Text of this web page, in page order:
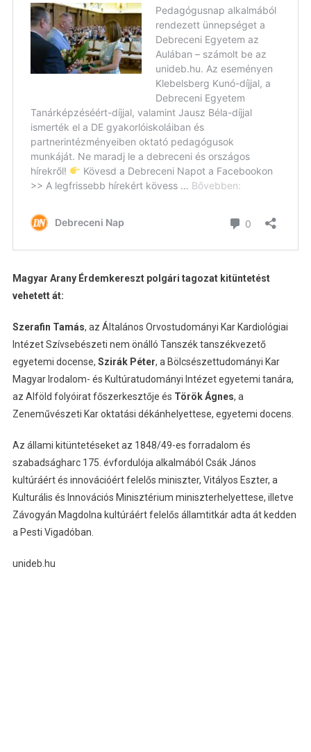
Magyar Arany Érdemkereszt polgári tagozat kitüntetést
vehetett át:
Szerafin Tamás, az Általános Orvostudományi Kar Kardiológiai
Intézet Szívsebészeti nem önálló Tanszék tanszékvezető
egyetemi docense, Szirák Péter, a Bölcsészettudományi Kar
Magyar Irodalom- és Kultúratudományi Intézet egyetemi tanára,
az Alföld folyóirat főszerkesztője és Török Ágnes, a
Zeneművészeti Kar oktatási dékánhelyettese, egyetemi docens.
Az állami kitüntetéseket az 1848/49-es forradalom és
szabadságharc 175. évfordulója alkalmából Csák János
kultúráért és innovációért felelős miniszter, Vitályos Eszter, a
Kulturális és Innovációs Minisztérium miniszterhelyettese, illetve
Závogyán Magdolna kultúráért felelős államtitkár adta át kedden
a Pesti Vigadóban.
unideb.hu